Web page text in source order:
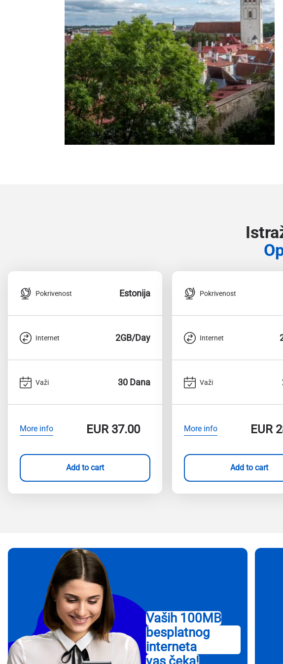
Pokrivenost Estonija
Internet 2GB/Day
Važi 30 Dana
More info EUR37.00
Add to cart
Pokrivenost
Internet
Važi
More info EUR
Add to cart
Vaših 100MB
besplatnog
interneta